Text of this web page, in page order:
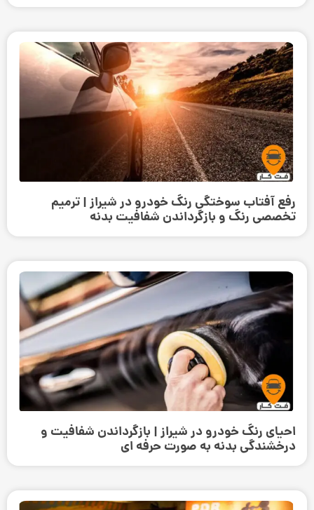
رفع آفتاب سوختگی رنگ خودرو در شیراز | ترمیم
تخصصی رنگ و بازگرداندن شفافیت بدنه
احیای رنگ خودرو در شیراز | بازگرداندن شفافیت و
درخشندگی بدنه به صورت حرفه‌ ای